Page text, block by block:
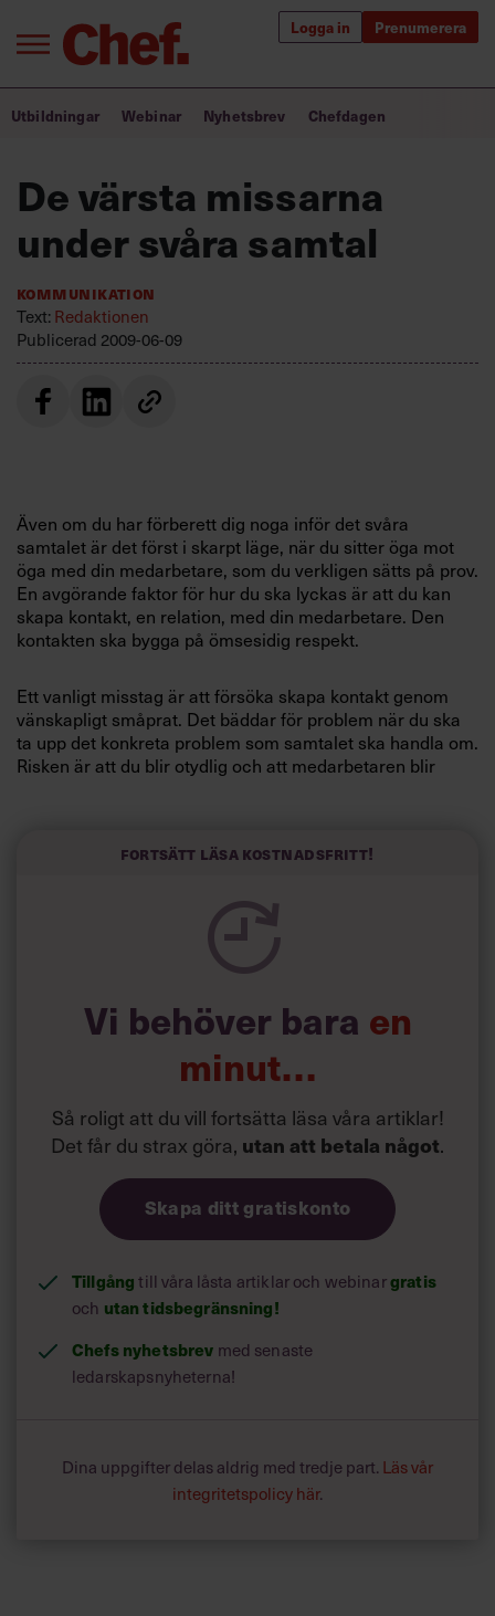
Logga in Prenumerera
Annonsera
Villkor och policy för
personuppgiftsbehandling
Sök
efter:
Bra ledare förändrar världen
Utbildning för ledare
Chefakademin+
Populära utbildningar
Utbildningar Webinar Nyhetsbrev Chefdagen
De värsta missarna
under svåra samtal
Kommunikation
Text:Redaktionen
Publicerad 2009-06-09
Även om du har förberett dig noga inför det svåra
samtalet är det först i skarpt läge, när du sitter öga mot
öga med din medarbetare, som du verkligen sätts på prov.
En avgörande faktor för hur du ska lyckas är att du kan
skapa kontakt, en relation, med din medarbetare. Den
kontakten ska bygga på ömsesidig respekt.
Ett vanligt misstag är att försöka skapa kontakt genom
vänskapligt småprat. Det bäddar för problem när du ska
ta upp det konkreta problem som samtalet ska handla om.
Risken är att du blir otydlig och att medarbetaren blir
Att helt bortse från relationen och gå rakt på problemet är
ett annat vanligt misstag. Du kan uppfattas som okänslig
För att genomföra samtalet helt igenom professionellt,
måste du ha balans mellan att skapa kontakt med
Åtta vanliga fallgropar:
1. Du talar i vi-form.
Fortsätt läsa kostnadsfritt!
Vi behöver bara en
minut…
Så roligt att du vill fortsätta läsa våra artiklar!
Det får du strax göra, utan att betala något.
Skapa ditt gratiskonto
Tillgångtill våra låsta artiklar och webinargratis
och utan tidsbegränsning!
Chefs nyhetsbrev med senaste
ledarskapsnyheterna!
Dina uppgifter delas aldrig med tredje part. Läs vår
integritetspolicy här.